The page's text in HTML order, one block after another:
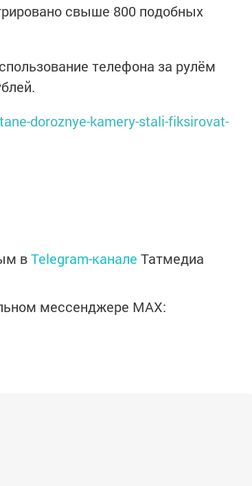
свыше 800 подобных
телефона за рулём
doroznye-kamery-stali-fiksirovat-
вTelegram-канале Татмедиа
мессенджере MАХ: